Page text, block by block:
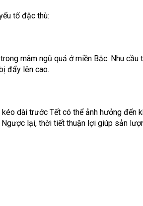
tố đặc thù:
mâm ngũ quả ở miền Bắc. Nhu cầu
đẩy lên cao.
dài trước Tết có thể ảnh hưởng đến
lại, thời tiết thuận lợi giúp sản